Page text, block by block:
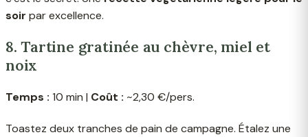
soir par excellence.
8. Tartine gratinée au chèvre, miel et
noix
Temps : 10 min | Coût : ~2,30 €/pers.
Toastez deux tranches de pain de campagne. Étalez une